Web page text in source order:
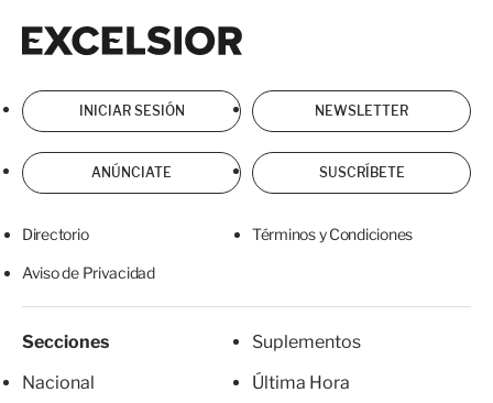
INICIAR SESIÓN NEWSLETTER
ANÚNCIATE SUSCRÍBETE
Directorio Términos y Condiciones
Aviso de Privacidad
Secciones
Nacional
Suplementos
Última Hora